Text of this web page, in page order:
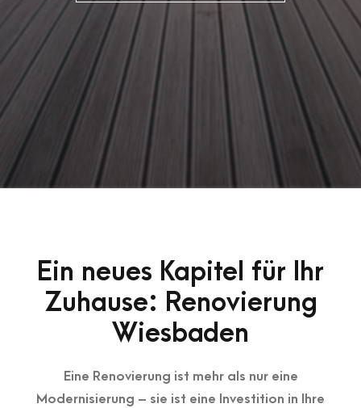
Ein neues Kapitel für Ihr
Zuhause: Renovierung
Wiesbaden
Eine Renovierung ist mehr als nur eine
Modernisierung – sie ist eine Investition in Ihre